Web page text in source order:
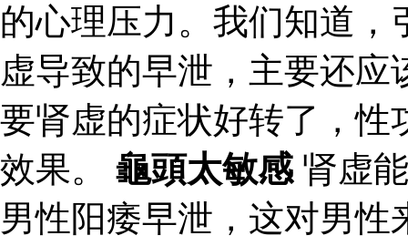
的心理压力。我们知道
虚导致的早泄，主要还
要肾虚的症状好转了，性
效果。 龜頭太敏感 肾虚
男性阳痿早泄，这对男